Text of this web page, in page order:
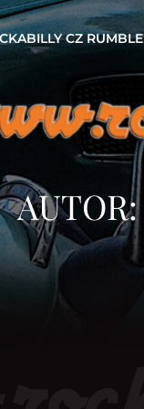
CZ RUMBLE
AUTOR: